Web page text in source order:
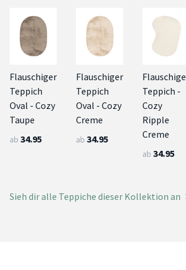
Flauschiger
Teppich
Oval - Cozy
Taupe
ab 34.95
Flauschiger
Teppich
Oval - Cozy
Creme
ab 34.95
Teppich -
Cozy
Ripple
Creme
ab 34.95
Sieh dir alle Teppiche dieser Kollektion an